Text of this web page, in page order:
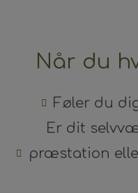
Når du
Føler du
Er dit
præstation